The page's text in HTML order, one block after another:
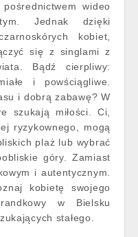
wideo
Jednak dzięki
kobiet,
się z singlami z
Bądź cierpliwy:
i powściągliwe.
i dobrą zabawę? W
szukają miłości. Ci,
ryzykownego, mogą
plaż lub wybrać
góry. Zamiast
i autentycznym.
kobietę swojego
w Bielsku
stałego.